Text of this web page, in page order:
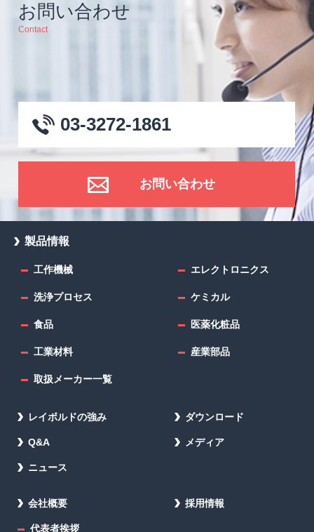
お問い合わせ
Contact
03-3272-1861
お問い合わせ
製品情報
工作機械 エレクトロニクス
洗浄プロセス ケミカル
食品 医薬化粧品
工業材料 産業部品
取扱メーカー一覧
レイボルドの強み ダウンロード
Q&A メディア
ニュース
会社概要
代表者挨拶
採用情報